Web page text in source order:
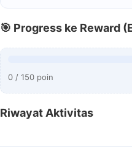
🎯 Progress ke Reward
0 / 150 poin
Riwayat Aktivitas